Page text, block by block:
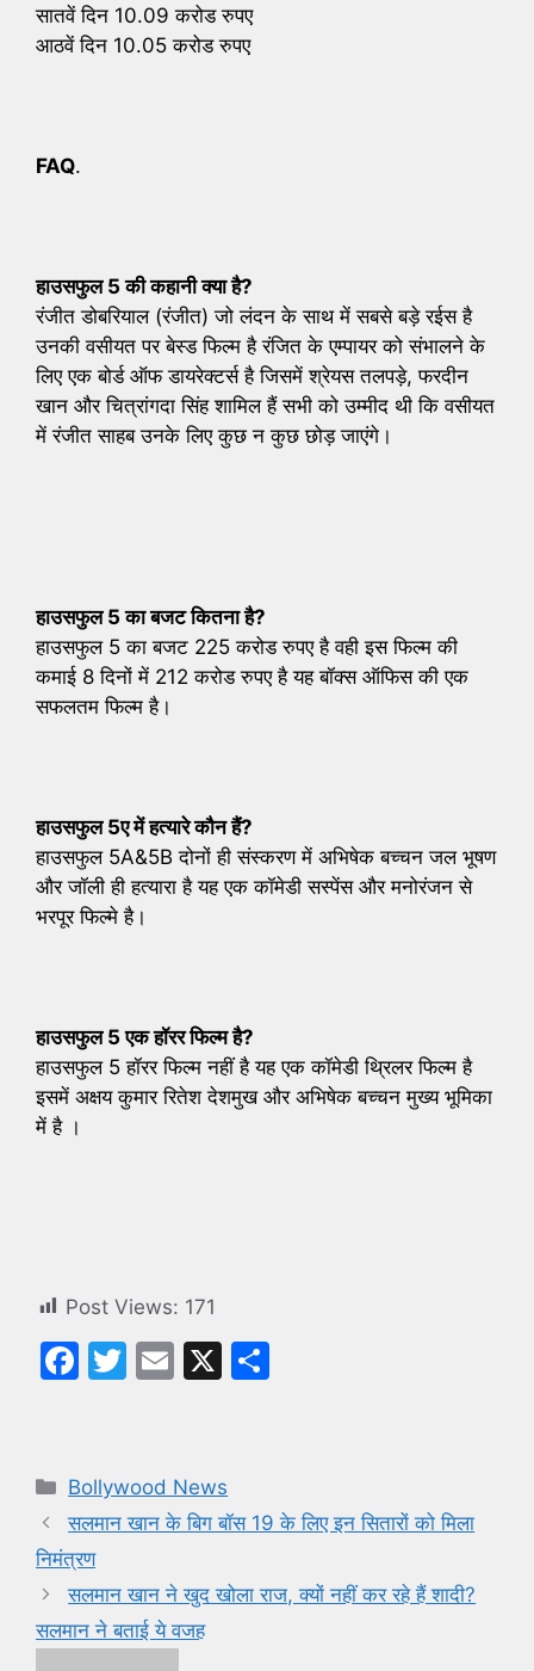
सातवें दिन 10.09 करोड रुपए
आठवें दिन 10.05 करोड रुपए
FAQ.
हाउसफुल 5 की कहानी क्या है?
रंजीत डोबरियाल (रंजीत) जो लंदन के साथ में सबसे बड़े रईस है
उनकी वसीयत पर बेस्ड फिल्म है रंजित के एम्पायर को संभालने के
लिए एक बोर्ड ऑफ डायरेक्टर्स है जिसमें श्रेयस तलपड़े, फरदीन
खान और चित्रांगदा सिंह शामिल हैं सभी को उम्मीद थी कि वसीयत
में रंजीत साहब उनके लिए कुछ न कुछ छोड़ जाएंगे।
हाउसफुल 5 का बजट कितना है?
हाउसफुल 5 का बजट 225 करोड रुपए है वही इस फिल्म की
कमाई 8 दिनों में 212 करोड रुपए है यह बॉक्स ऑफिस की एक
सफलतम फिल्म है।
हाउसफुल 5ए में हत्यारे कौन हैं?
हाउसफुल 5A&5B दोनों ही संस्करण में अभिषेक बच्चन जल भूषण
और जॉली ही हत्यारा है यह एक कॉमेडी सस्पेंस और मनोरंजन से
भरपूर फिल्मे है।
हाउसफुल 5 एक हॉरर फिल्म है?
हाउसफुल 5 हॉरर फिल्म नहीं है यह एक कॉमेडी थ्रिलर फिल्म है
इसमें अक्षय कुमार रितेश देशमुख और अभिषेक बच्चन मुख्य भूमिका
में है ।
Post Views: 171
F
e
b
o
o
k
T
er
E
l
X
Categories
Bollywood News
सलमान खान के बिग बॉस 19 के लिए इन सितारों को मिला
निमंत्रण
सलमान खान ने खुद खोला राज, क्यों नहीं कर रहे हैं शादी?
सलमान ने बताई ये वजह